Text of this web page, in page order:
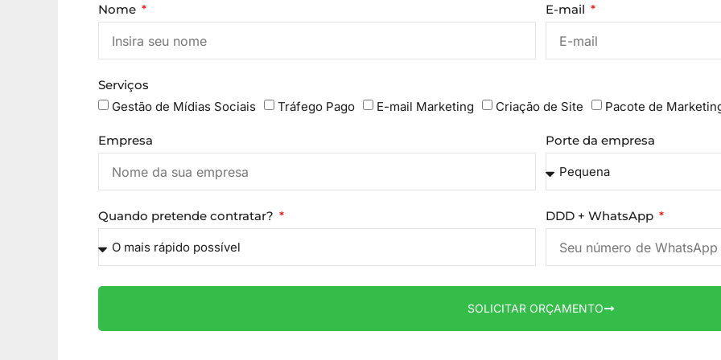
Nome E-mail
Serviços
Gestão de Mídias Sociais
Tráfego Pago E-mail Marketing Criação de Site Pacote de
Empresa Porte da empresa
Quando pretende contratar? DDD + WhatsApp
SOLICITAR ORÇAMENTO